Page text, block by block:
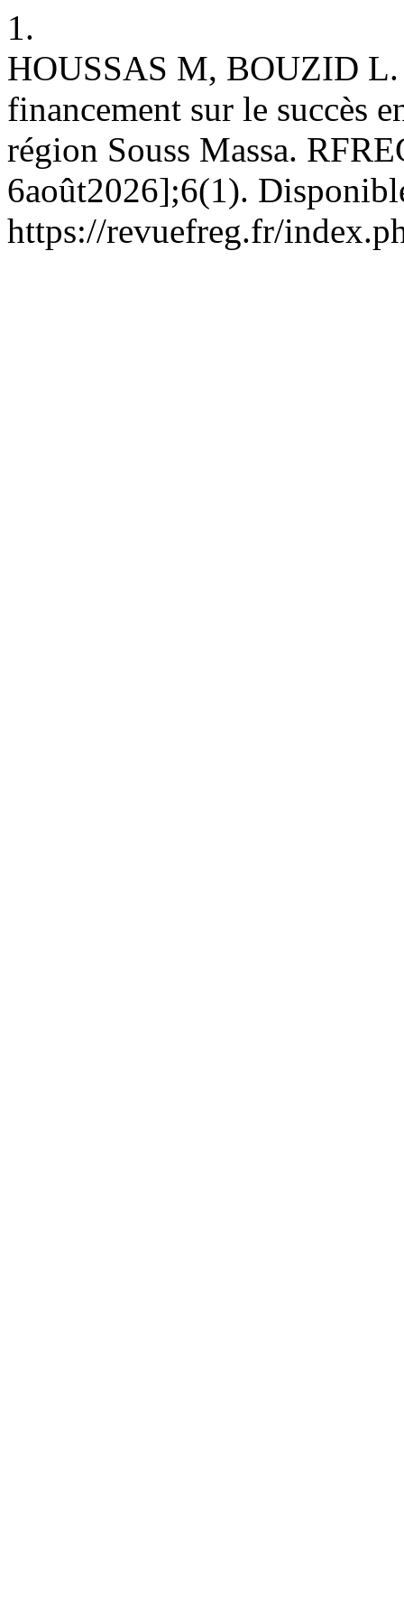
1.
HOUSSAS M, BOUZID L.
financement sur le succès
région Souss Massa.
6août2026];6(1).
https://revuefreg.fr/